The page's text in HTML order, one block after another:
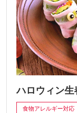
ハロウィン生
食物アレルギー対応